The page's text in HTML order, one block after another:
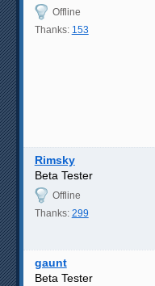
Offline
Thanks: 153
Rimsky
Beta Tester
Offline
Thanks: 299
gaunt
Beta Tester